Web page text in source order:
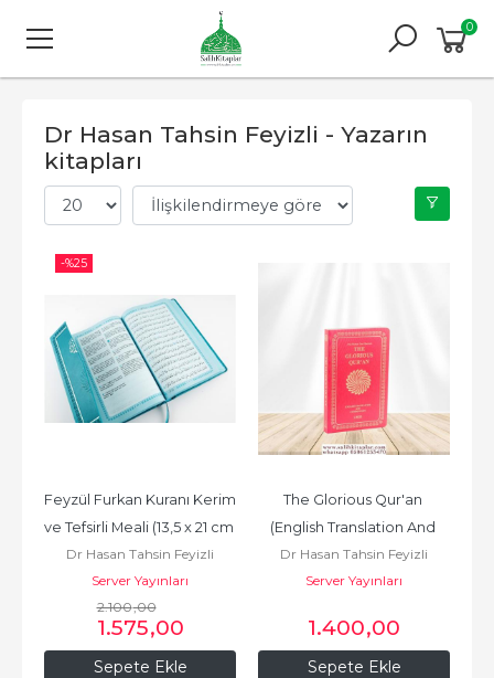
0
Dr Hasan Tahsin Feyizli - Yazarın
kitapları
-%25
Sepete Ekle
Feyzül Furkan Kuranı Kerim
ve Tefsirli Meali (13,5 x 21 cm
- Mushaf ve...
Dr Hasan Tahsin Feyizli
Server Yayınları
2.100,00
1.575,00
Sepete Ekle
The Glorious Qur'an
(English Translation And
Commentary) - YUMUŞAK
KAPAK
Dr Hasan Tahsin Feyizli
Server Yayınları
1.400,00